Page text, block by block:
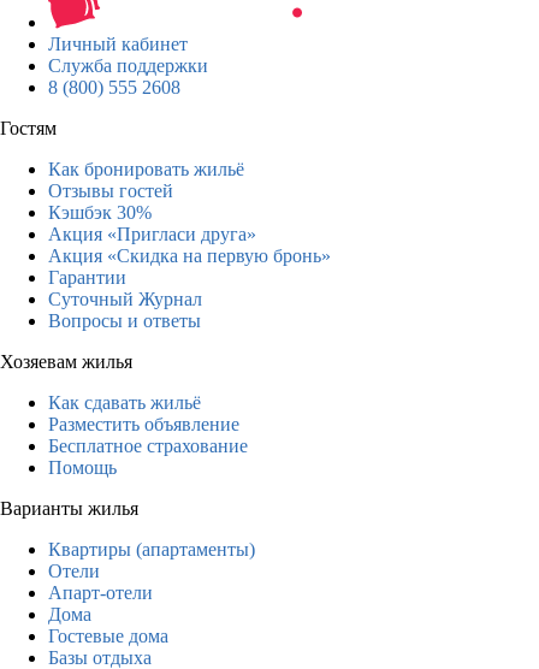
Личный кабинет
Служба поддержки
8 (800) 555 2608
Гостям
Как бронировать жильё
Отзывы гостей
Кэшбэк 30%
Акция «Пригласи друга»
Акция «Скидка на первую бронь»
Гарантии
Суточный Журнал
Вопросы и ответы
Хозяевам жилья
Как сдавать жильё
Разместить объявление
Бесплатное страхование
Помощь
Варианты жилья
Квартиры (апартаменты)
Отели
Апарт-отели
Дома
Гостевые дома
Базы отдыха